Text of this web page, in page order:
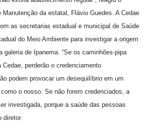
Manutenção da estatal, Flávio Guedes. A Cedae
as secretarias estadual e municipal de Saúde
do Meio Ambiente para investigar a origem
galeria de Ipanema. “Se os caminhões-pipa
perderão o credenciamento
podem provocar um desequilíbrio em um
o nosso. Se não forem credenciados, a
investigada, porque a saúde das pessoas
diretor.